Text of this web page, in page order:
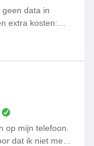
data in
extra kosten:
geen
gaat het wel
of een fout
had een kort
ik nu
op mijn telefoon.
dat ik niet meer